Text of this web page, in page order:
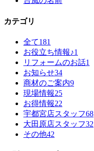
カテゴリ
全て181
お役立ち情報♪1
リフォームのお話1
お知らせ34
商材のご案内9
現場情報25
お得情報22
宇都宮店スタッフ68
大田原店スタッフ32
その他42